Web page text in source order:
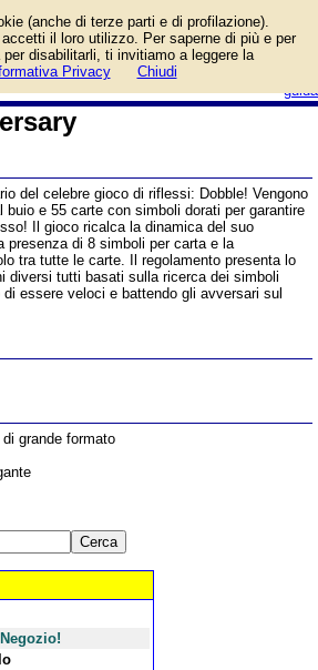
guida
Anniversary e prezzo di
vendita. Prodotto da
del celebre gioco di riflessi: Dobble! Vengono
e 55 carte con simboli dorati per garantire
Il gioco ricalca la dinamica del suo
presenza di 8 simboli per carta e la
tra tutte le carte. Il regolamento presenta lo
diversi tutti basati sulla ricerca dei simboli
essere veloci e battendo gli avversari sul
grande formato
(anche di terze parti e di profilazione).
il loro utilizzo. Per saperne di più e per
disabilitarli, ti invitiamo a leggere la
Privacy Chiudi